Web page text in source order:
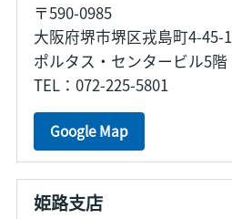
〒590-0985
大阪府堺市堺区戎島町4-45-1
ポルタス・センタービル5階
TEL：072-225-5801
Google Map
姫路支店